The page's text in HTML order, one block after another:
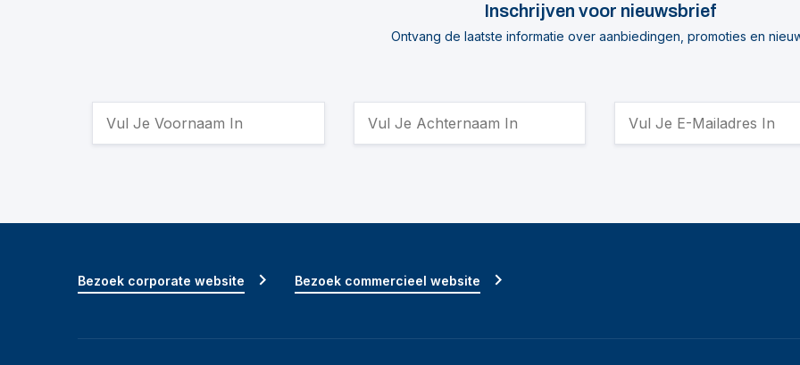
Inschrijven voor nieuwsbrief
Ontvang de laatste informatie over aanbiedingen, promoties en
Bezoek corporate website Bezoek commercieel website